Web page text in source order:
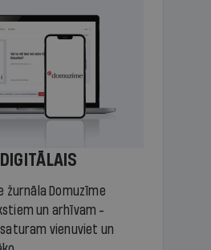
žurnāla Domuzīme
un arhīvam -
vienuviet un